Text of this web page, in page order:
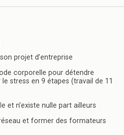
projet d’entreprise
corporelle pour détendre
stress en 9 étapes (travail de 11
et n’existe nulle part ailleurs
et former des formateurs